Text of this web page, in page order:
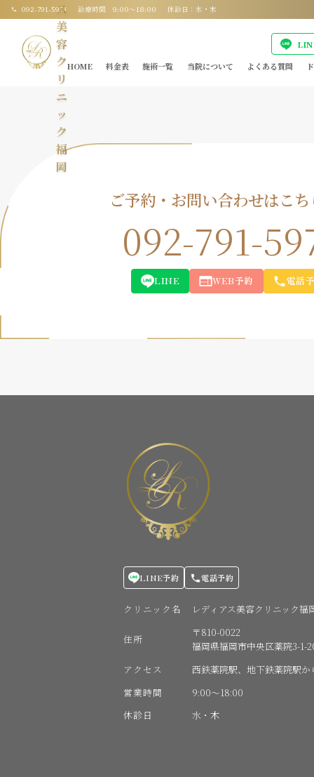
092-791-5973 診療時間 9:00〜18:00 休診日：水・木
ス
美
容
ク
リ
ニ
ッ
ク
福
岡
HOME
料金表 施術一覧 当院について よくある質問
ご予約・お問い合わせはこ
092-791-
LINE WEB予約 電話
LINE予約 電話予約
クリニック名 レディアス美容クリニック福
住所
〒810-0022
福岡県福岡市中央区薬院3-1-
アクセス
西鉄薬院駅、地下鉄薬院駅か
営業時間
9:00〜18:00
休診日
水・木